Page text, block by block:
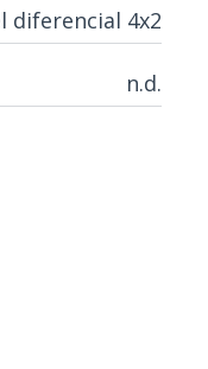
diferencial 4x2
n.d.